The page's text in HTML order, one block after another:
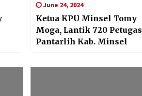
June 24, 2024
Ketua KPU Minsel Tomy
Moga, Lantik 720 Petugas
Pantarlih Kab. Minsel